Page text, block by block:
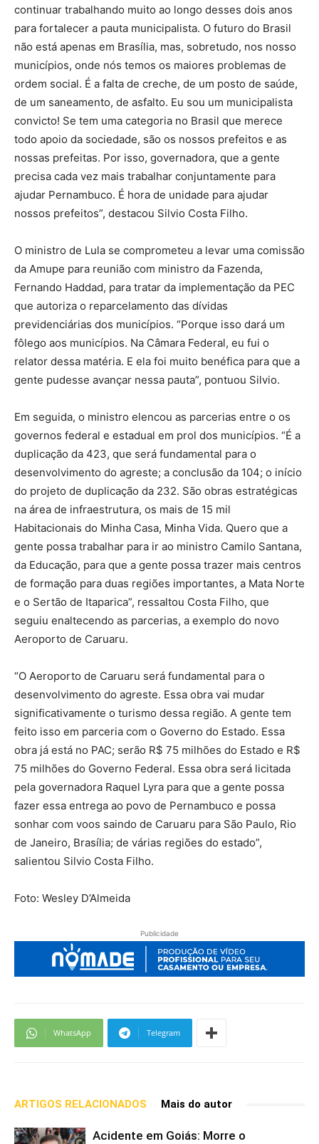
continuar trabalhando muito ao longo desses dois anos
para fortalecer a pauta municipalista. O futuro do Brasil
não está apenas em Brasília, mas, sobretudo, nos nosso
municípios, onde nós temos os maiores problemas de
ordem social. É a falta de creche, de um posto de saúde,
de um saneamento, de asfalto. Eu sou um municipalista
convicto! Se tem uma categoria no Brasil que merece
todo apoio da sociedade, são os nossos prefeitos e as
nossas prefeitas. Por isso, governadora, que a gente
precisa cada vez mais trabalhar conjuntamente para
ajudar Pernambuco. É hora de unidade para ajudar
nossos prefeitos”, destacou Silvio Costa Filho.
O ministro de Lula se comprometeu a levar uma comissão
da Amupe para reunião com ministro da Fazenda,
Fernando Haddad, para tratar da implementação da PEC
que autoriza o reparcelamento das dívidas
previdenciárias dos municípios. “Porque isso dará um
fôlego aos municípios. Na Câmara Federal, eu fui o
relator dessa matéria. E ela foi muito benéfica para que a
gente pudesse avançar nessa pauta”, pontuou Silvio.
Em seguida, o ministro elencou as parcerias entre o os
governos federal e estadual em prol dos municípios. “É a
duplicação da 423, que será fundamental para o
desenvolvimento do agreste; a conclusão da 104; o início
do projeto de duplicação da 232. São obras estratégicas
na área de infraestrutura, os mais de 15 mil
Habitacionais do Minha Casa, Minha Vida. Quero que a
gente possa trabalhar para ir ao ministro Camilo Santana,
da Educação, para que a gente possa trazer mais centros
de formação para duas regiões importantes, a Mata Norte
e o Sertão de Itaparica”, ressaltou Costa Filho, que
seguiu enaltecendo as parcerias, a exemplo do novo
Aeroporto de Caruaru.
“O Aeroporto de Caruaru será fundamental para o
desenvolvimento do agreste. Essa obra vai mudar
significativamente o turismo dessa região. A gente tem
feito isso em parceria com o Governo do Estado. Essa
obra já está no PAC; serão R$ 75 milhões do Estado e R$
75 milhões do Governo Federal. Essa obra será licitada
pela governadora Raquel Lyra para que a gente possa
fazer essa entrega ao povo de Pernambuco e possa
sonhar com voos saindo de Caruaru para São Paulo, Rio
de Janeiro, Brasília; de várias regiões do estado”,
salientou Silvio Costa Filho.
Foto: Wesley D’Almeida
Publicidade
WhatsApp Telegram
ARTIGOS RELACIONADOS Mais do autor
Acidente em Goiás: Morre o